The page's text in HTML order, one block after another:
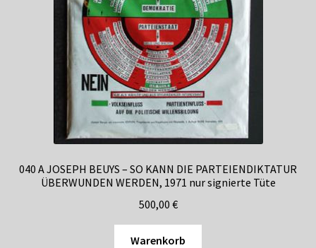
040 A JOSEPH BEUYS – SO KANN DIE PARTEIENDIKTATUR
ÜBERWUNDEN WERDEN, 1971 nur signierte Tüte
500,00 €
Warenkorb